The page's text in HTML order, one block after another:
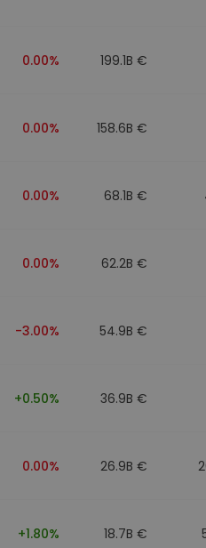
0.00% 199.1B €
0.00% 158.6B €
0.00% 68.1B €
0.00% 62.2B €
-3.00% 54.9B €
+0.50% 36.9B €
0.00% 26.9B €
+1.80% 18.7B €